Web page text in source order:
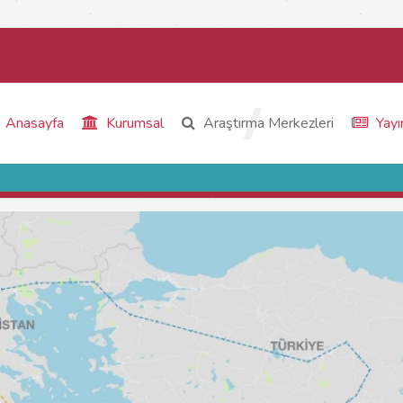
Anasayfa Kurumsal Araştırma Merkezleri